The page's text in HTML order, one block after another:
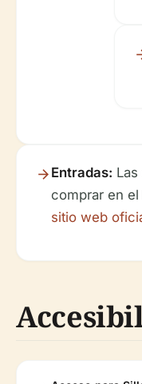
Entradas:
comprar en
sitio web